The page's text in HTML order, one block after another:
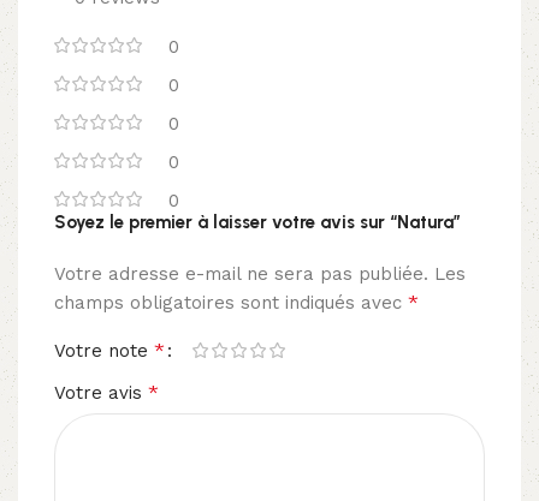
0
0
0
0
0
Soyez le premier à laisser votre avis sur “Natura”
Votre adresse e-mail ne sera pas publiée. Les
champs obligatoires sont indiqués avec *
Votre note *
Votre avis *